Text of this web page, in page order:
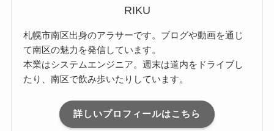
RIKU
札幌市南区出身のアラサーです。ブログや動画を通じ
て南区の魅力を発信しています。
本業はシステムエンジニア。週末は道内をドライブし
たり、南区で飲み歩いたりしています。
詳しいプロフィールはこちら